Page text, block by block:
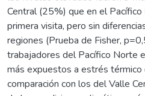
Central (25%) que en el
primera visita, pero sin
regiones (Prueba de Fisher,
trabajadores del Pacífico Norte
más expuestos a estrés térmico
comparación con los del Valle